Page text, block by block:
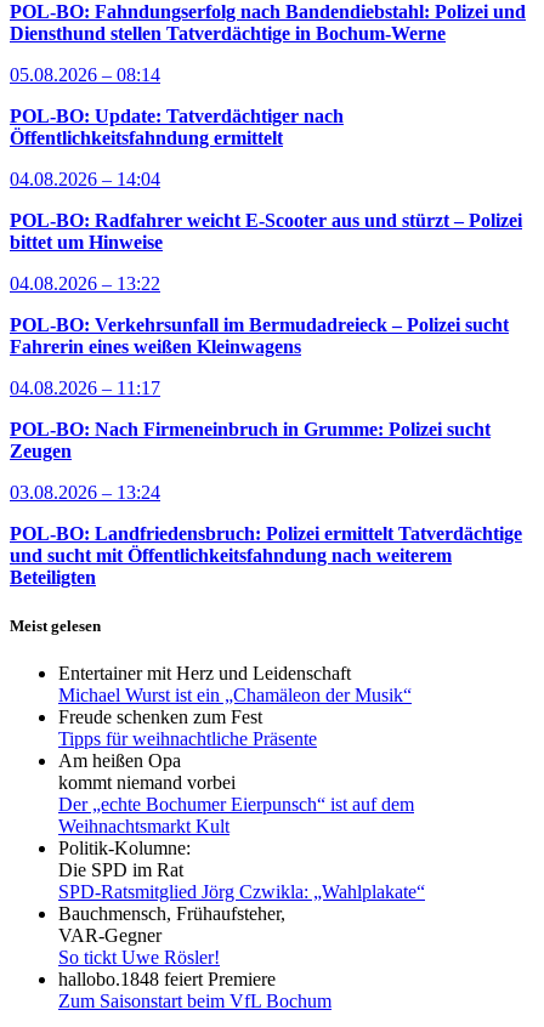
POL-BO: Fahndungserfolg nach Bandendiebstahl: Polizei und
Diensthund stellen Tatverdächtige in Bochum-Werne
05.08.2026 – 08:14
POL-BO: Update: Tatverdächtiger nach
Öffentlichkeitsfahndung ermittelt
04.08.2026 – 14:04
POL-BO: Radfahrer weicht E-Scooter aus und stürzt – Polizei
bittet um Hinweise
04.08.2026 – 13:22
POL-BO: Verkehrsunfall im Bermudadreieck – Polizei sucht
Fahrerin eines weißen Kleinwagens
04.08.2026 – 11:17
POL-BO: Nach Firmeneinbruch in Grumme: Polizei sucht
Zeugen
03.08.2026 – 13:24
POL-BO: Landfriedensbruch: Polizei ermittelt Tatverdächtige
und sucht mit Öffentlichkeitsfahndung nach weiterem
Beteiligten
Meist gelesen
Entertainer mit Herz und Leidenschaft
Michael Wurst ist ein „Chamäleon der Musik“
Freude schenken zum Fest
Tipps für weihnachtliche Präsente
Am heißen Opa
kommt niemand vorbei
Der „echte Bochumer Eierpunsch“ ist auf dem
Weihnachtsmarkt Kult
Politik-Kolumne:
Die SPD im Rat
SPD-Ratsmitglied Jörg Czwikla: „Wahlplakate“
Bauchmensch, Frühaufsteher,
VAR-Gegner
So tickt Uwe Rösler!
hallobo.1848 feiert Premiere
Zum Saisonstart beim VfL Bochum